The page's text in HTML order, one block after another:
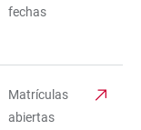
fechas
Matrículas
abiertas